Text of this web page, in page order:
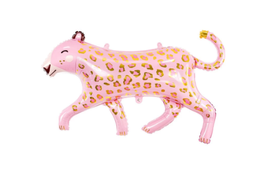
UROCZYSTOŚCI
PODKŁADY /PRZEKŁADKI/WSPORNIKI/BANKETÓWKI